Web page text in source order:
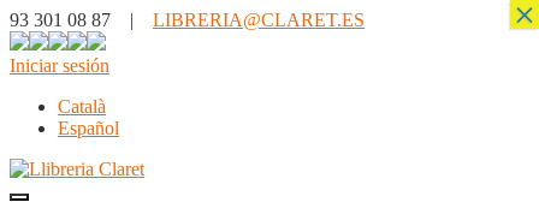
93 301 08 87 | LIBRERIA@CLARET.ES
Iniciar sesión
Català
Español
×